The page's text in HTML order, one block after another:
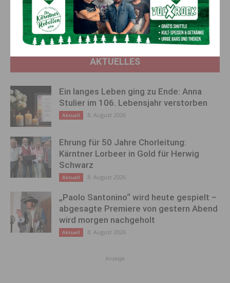
Wirtschaftskammer 2.0 der
ÖVP
Feuerwehr Arnoldstein
AKTUELLES
Ein langes Leben ging zu Ende: Anna
Stulier im 106. Lebensjahr verstorben
Aktuell 8. August 2026
Ehrung für 50 Jahre Chorleitung:
Kärntner Lorbeer in Gold für Herwig
Schwarz
Aktuell 8. August 2026
„Paolo Santonino“ wird heute gespielt –
abgesagte Premiere von gestern Abend
wird morgen nachgeholt
Aktuell 8. August 2026
Anzeige